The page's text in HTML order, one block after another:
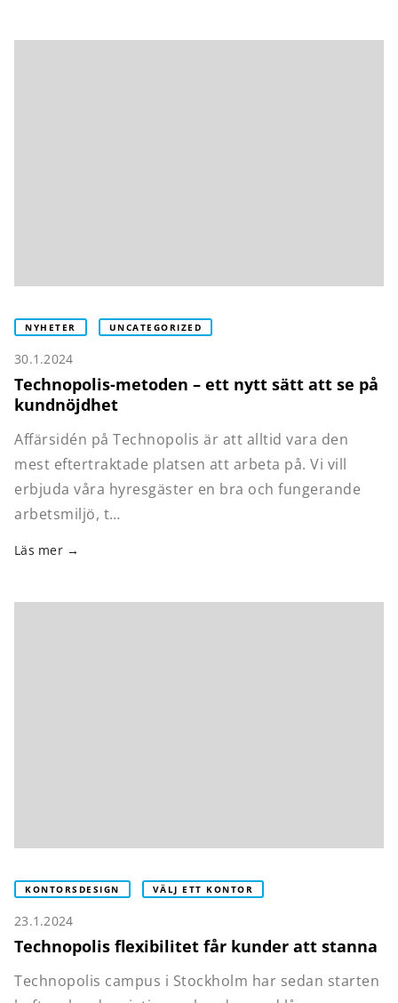
NYHETER UNCATEGORIZED
30.1.2024
Technopolis-metoden – ett nytt sätt att se på
kundnöjdhet
Affärsidén på Technopolis är att alltid vara den
mest eftertraktade platsen att arbeta på. Vi vill
erbjuda våra hyresgäster en bra och fungerande
arbetsmiljö, t…
Läs mer
KONTORSDESIGN VÄLJ ETT KONTOR
23.1.2024
Technopolis flexibilitet får kunder att stanna
Technopolis campus i Stockholm har sedan starten